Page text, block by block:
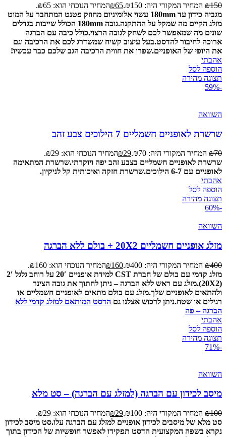
₪150 המחיר המקורי היה: ₪150. ₪65
המחיר הנוכחי הוא: ₪65.
מגביה כידון עד 180mm עשוי אלומיניום מחוזק פטנט המתחבר על המוט
מזלג הקיים מה שמקל על ההתקנה.
גובה 180mm הכולל שייבות בגדלים
שונים מה שמאפשר לכם לשחק לגובה הרצוי.כולל כיבה עם הברגה
ארוכה לחיבור להדסט.בעל עיצוב קשיח שמשדרג לכם את הרכיבה וגם
את היופי של האופניים.שפרו את חווית הרכיבה הגב שלכם כבר עכשיו!
אהבתי
הוספה לסל
תצוגה מהירה
-59%
השוואה
שרשרת לאופניים חשמליים 7 הילוכים צבע זהב
₪70 המחיר המקורי היה: ₪70. ₪29
המחיר הנוכחי הוא: ₪29.
שרשרת לאופניים חשמליים בצבע זהב יפה ויוקרתי.שרשרת המתאימה
לאופניים עם 6-7 הילוכים.
שרשרת חזקה ואיכותית קל לניקיון.
אהבתי
הוספה לסל
תצוגה מהירה
-60%
השוואה
מזלג אופניים חשמליים 20X2 + בולם ללא הברגה
₪400 המחיר המקורי היה: ₪400. ₪160
המחיר הנוכחי הוא: ₪160.
מזלג קדמי עם בולם של חברת CST למידת אופניים 20′ על רוחב גלגל 2′
(20X2).
מזלג עם ראש ללא הברגה – ניתן לחתוך את גובה הצינר
ולהתאים לאופניים שלך.מזלג עם בולם מתאים לאופניים חשמליים או
רגילים או שטח.ניתן לרכוש אצלנו גם הדסט המותאם למזלג קדמי ללא
הברגה – פה
אהבתי
הוספה לסל
תצוגה מהירה
-71%
השוואה
מיסב לכידון עם הברגה (למזלג עם הברגה) – סט מלא
₪100 המחיר המקורי היה: ₪100. ₪29
המחיר הנוכחי הוא: ₪29.
סט מלא של מיסבים לכידון אופניים למזלג עם הברגה עלו.סט מיסב לכידון
נקרא בשפה המקצועית הדסט תפקידו לאפשר חופשיות של הכידון בתוך